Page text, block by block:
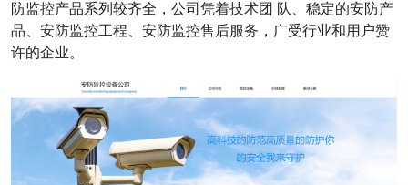
防监控产品系列较齐全，公司凭着技术团 队、稳定的安防产
品、安防监控工程、安防监控售后服务，广受行业和用户赞
许的企业。